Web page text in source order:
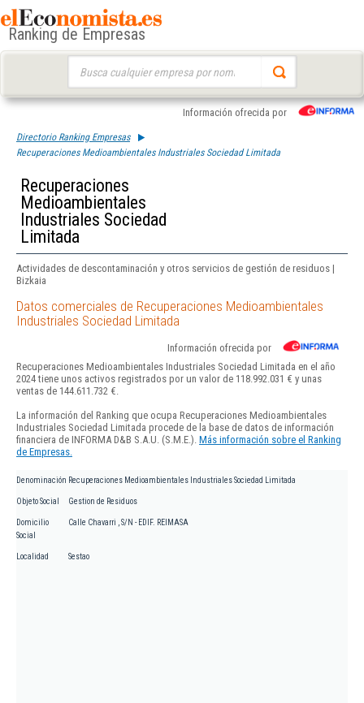
Ranking de Empresas
Información ofrecida por
Directorio Ranking Empresas
Recuperaciones Medioambientales Industriales Sociedad Limitada
Recuperaciones
Medioambientales
Industriales Sociedad
Limitada
Actividades de descontaminación y otros servicios de gestión de residuos |
Bizkaia
Datos comerciales de Recuperaciones Medioambientales
Industriales Sociedad Limitada
Información ofrecida por
Recuperaciones Medioambientales Industriales Sociedad Limitada en el año
2024 tiene unos activos registrados por un valor de 118.992.031 € y unas
ventas de 144.611.732 €.
La información del Ranking que ocupa Recuperaciones Medioambientales
Industriales Sociedad Limitada procede de la base de datos de información
financiera de INFORMA D&B S.A.U. (S.M.E.). Más información sobre el Ranking
de Empresas.
Denominación Recuperaciones Medioambientales Industriales Sociedad Limitada
Objeto Social Gestion de Residuos
Domicilio
Social
Calle Chavarri , S/N - EDIF. REIMASA
Localidad Sestao